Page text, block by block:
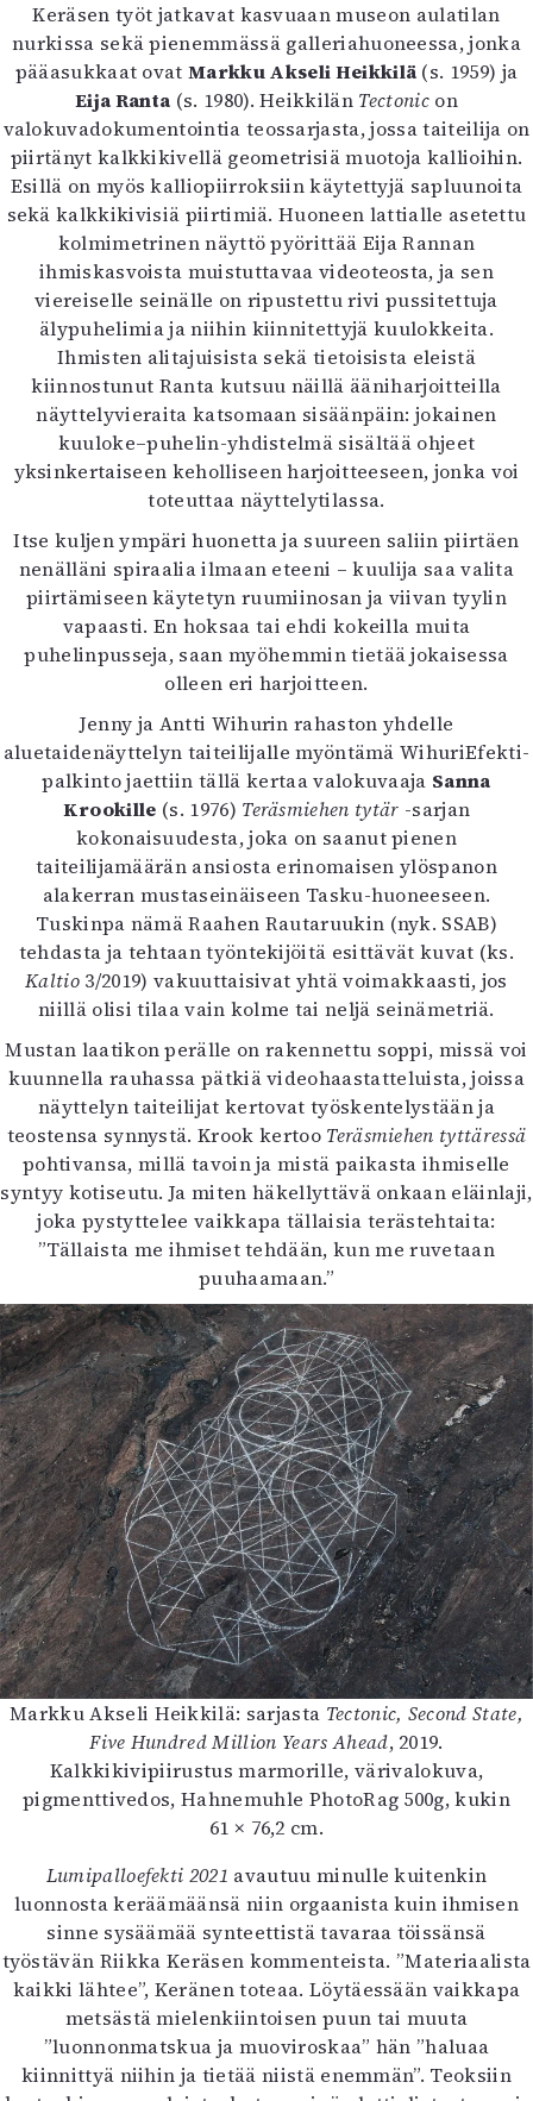
Keräsen työt jatkavat kasvuaan museon aulatilan
nurkissa sekä pienemmässä galleriahuoneessa, jonka
pääasukkaat ovatMarkku Akseli Heikkilä (s. 1959) ja
Eija Ranta (s. 1980). Heikkilän Tectonicon
valokuvadokumentointia teossarjasta, jossa taiteilija on
piirtänyt kalkkikivellä geometrisiä muotoja kallioihin.
Esillä on myös kalliopiirroksiin käytettyjä sapluunoita
sekä kalkkikivisiä piirtimiä. Huoneen lattialle asetettu
kolmimetrinen näyttö pyörittää Eija Rannan
ihmiskasvoista muistuttavaa videoteosta, ja sen
viereiselle seinälle on ripustettu rivi pussitettuja
älypuhelimia ja niihin kiinnitettyjä kuulokkeita.
Ihmisten alitajuisista sekä tietoisista eleistä
kiinnostunut Ranta kutsuu näillä ääniharjoitteilla
näyttelyvieraita katsomaan sisäänpäin: jokainen
kuuloke–puhelin-yhdistelmä sisältää ohjeet
yksinkertaiseen keholliseen harjoitteeseen, jonka voi
toteuttaa näyttelytilassa.
Itse kuljen ympäri huonetta ja suureen saliin piirtäen
nenälläni spiraalia ilmaan eteeni – kuulija saa valita
piirtämiseen käytetyn ruumiinosan ja viivan tyylin
vapaasti. En hoksaa tai ehdi kokeilla muita
puhelinpusseja, saan myöhemmin tietää jokaisessa
olleen eri harjoitteen.
Jenny ja Antti Wihurin rahaston yhdelle
aluetaidenäyttelyn taiteilijalle myöntämä WihuriEfekti-
palkinto jaettiin tällä kertaa valokuvaaja Sanna
Krookille (s. 1976) Teräsmiehen tytär -sarjan
kokonaisuudesta, joka on saanut pienen
taiteilijamäärän ansiosta erinomaisen ylöspanon
alakerran mustaseinäiseen Tasku-huoneeseen.
Tuskinpa nämä Raahen Rautaruukin (nyk. SSAB)
tehdasta ja tehtaan työntekijöitä esittävät kuvat (ks.
Kaltio 3/2019) vakuuttaisivat yhtä voimakkaasti, jos
niillä olisi tilaa vain kolme tai neljä seinämetriä.
Mustan laatikon perälle on rakennettu soppi, missä voi
kuunnella rauhassa pätkiä videohaastatteluista, joissa
näyttelyn taiteilijat kertovat työskentelystään ja
teostensa synnystä. Krook kertoo Teräsmiehen tyttäressä
pohtivansa, millä tavoin ja mistä paikasta ihmiselle
syntyy kotiseutu. Ja miten häkellyttävä onkaan eläinlaji,
joka pystyttelee vaikkapa tällaisia terästehtaita:
”Tällaista me ihmiset tehdään, kun me ruvetaan
puuhaamaan.”
Markku Akseli Heikkilä: sarjasta Tectonic, Second State,
Five Hundred Million Years Ahead, 2019.
Kalkkikivipiirustus marmorille, värivalokuva,
pigmenttivedos, Hahnemuhle PhotoRag 500g, kukin
61 × 76,2 cm.
Lumipalloefekti 2021 avautuu minulle kuitenkin
luonnosta keräämäänsä niin orgaanista kuin ihmisen
sinne sysäämää synteettistä tavaraa töissänsä
työstävän Riikka Keräsen kommenteista. ”Materiaalista
kaikki lähtee”, Keränen toteaa. Löytäessään vaikkapa
metsästä mielenkiintoisen puun tai muuta
”luonnonmatskua ja muoviroskaa” hän ”haluaa
kiinnittyä niihin ja tietää niistä enemmän”. Teoksiin